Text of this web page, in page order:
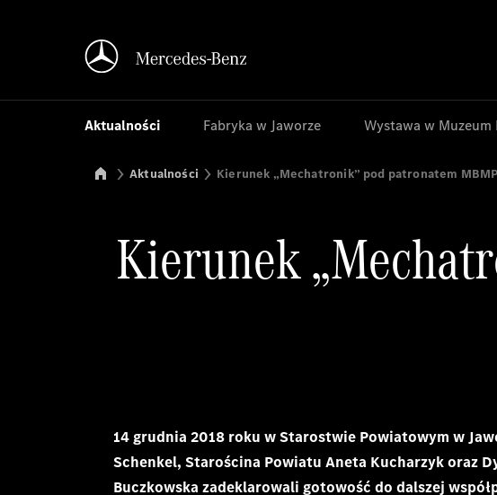
Aktualności Fabryka w Jaworze Wystawa w Muzeum
Mercedes-Benz Manufacturing Poland
Aktualności Kierunek „Mechatronik” pod patronatem
Kierunek
14 grudnia 2018 roku w Starostwie Powiatowym w
Schenkel, Starościna Powiatu Aneta Kucharzyk oraz
Buczkowska zadeklarowali gotowość do dalszej